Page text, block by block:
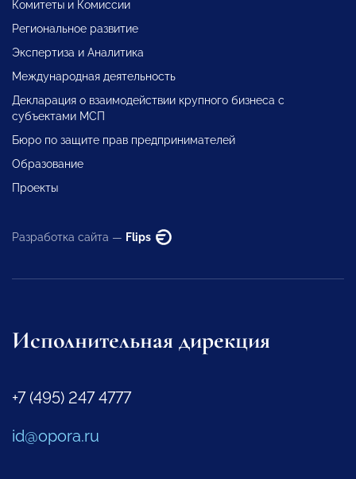
Комитеты и Комиссии
Региональное развитие
Экспертиза и Аналитика
Международная деятельность
Декларация о взаимодействии крупного бизнеса с
субъектами МСП
Бюро по защите прав предпринимателей
Образование
Проекты
Разработка сайта — Flips
Исполнительная дирекция
+7 (495) 247 4777
id@opora.ru